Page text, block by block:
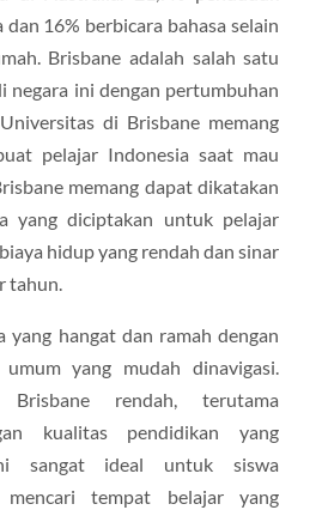
16% berbicara bahasa selain
Brisbane adalah salah satu
negara ini dengan pertumbuhan
di Brisbane memang
pelajar Indonesia saat mau
memang dapat dikatakan
yang diciptakan untuk pelajar
hidup yang rendah dan sinar
tahun.
yang hangat dan ramah dengan
yang mudah dinavigasi.
rendah, terutama
kualitas pendidikan yang
sangat ideal untuk siswa
mencari tempat belajar yang